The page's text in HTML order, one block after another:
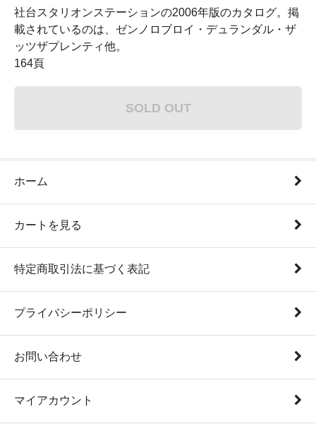
社台スタリオンステーションの2006年版のカタログ。掲
載されているのは、ゼンノロブロイ・デュランダル・ザ
ッツザプレンティ他。
164頁
SOLD OUT
ホーム
カートを見る
特定商取引法に基づく表記
プライバシーポリシー
お問い合わせ
マイアカウント